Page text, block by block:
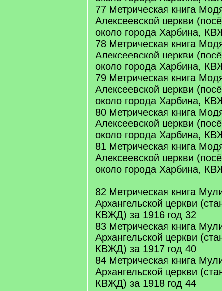
77 Метрическая книга
Алексеевской церкви
около города Харбина,
78 Метрическая книга
Алексеевской церкви
около города Харбина,
79 Метрическая книга
Алексеевской церкви
около города Харбина,
80 Метрическая книга
Алексеевской церкви
около города Харбина,
81 Метрическая книга
Алексеевской церкви
около города Харбина,
82 Метрическая книга
Архангельской церкви
КВЖД) за 1916 год 32
83 Метрическая книга
Архангельской церкви
КВЖД) за 1917 год 40
84 Метрическая книга
Архангельской церкви
КВЖД) за 1918 год 44